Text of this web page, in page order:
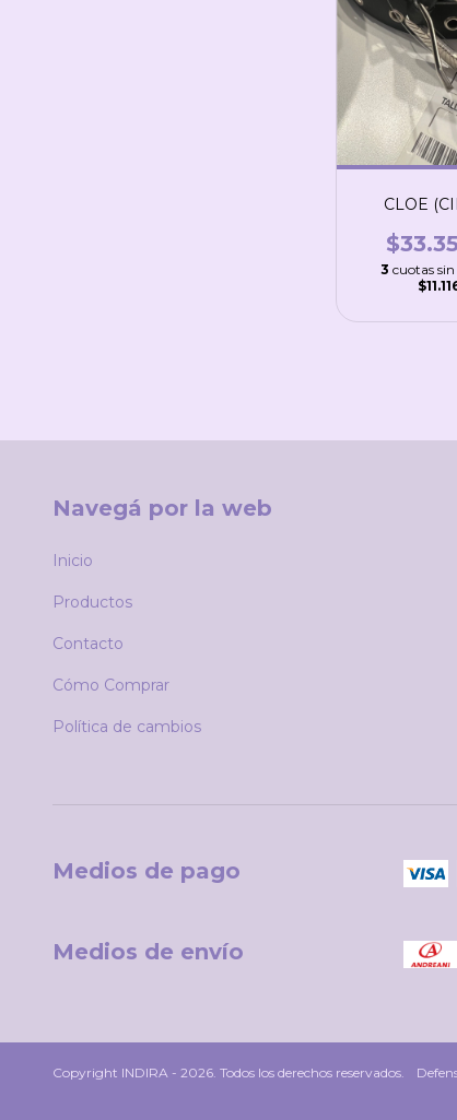
CLOE
3 cuotas
Navegá por la web
Inicio
Productos
Contacto
Cómo Comprar
Política de cambios
Medios de pago
Medios de envío
Copyright INDIRA - 2026. Todos los derechos reservados.